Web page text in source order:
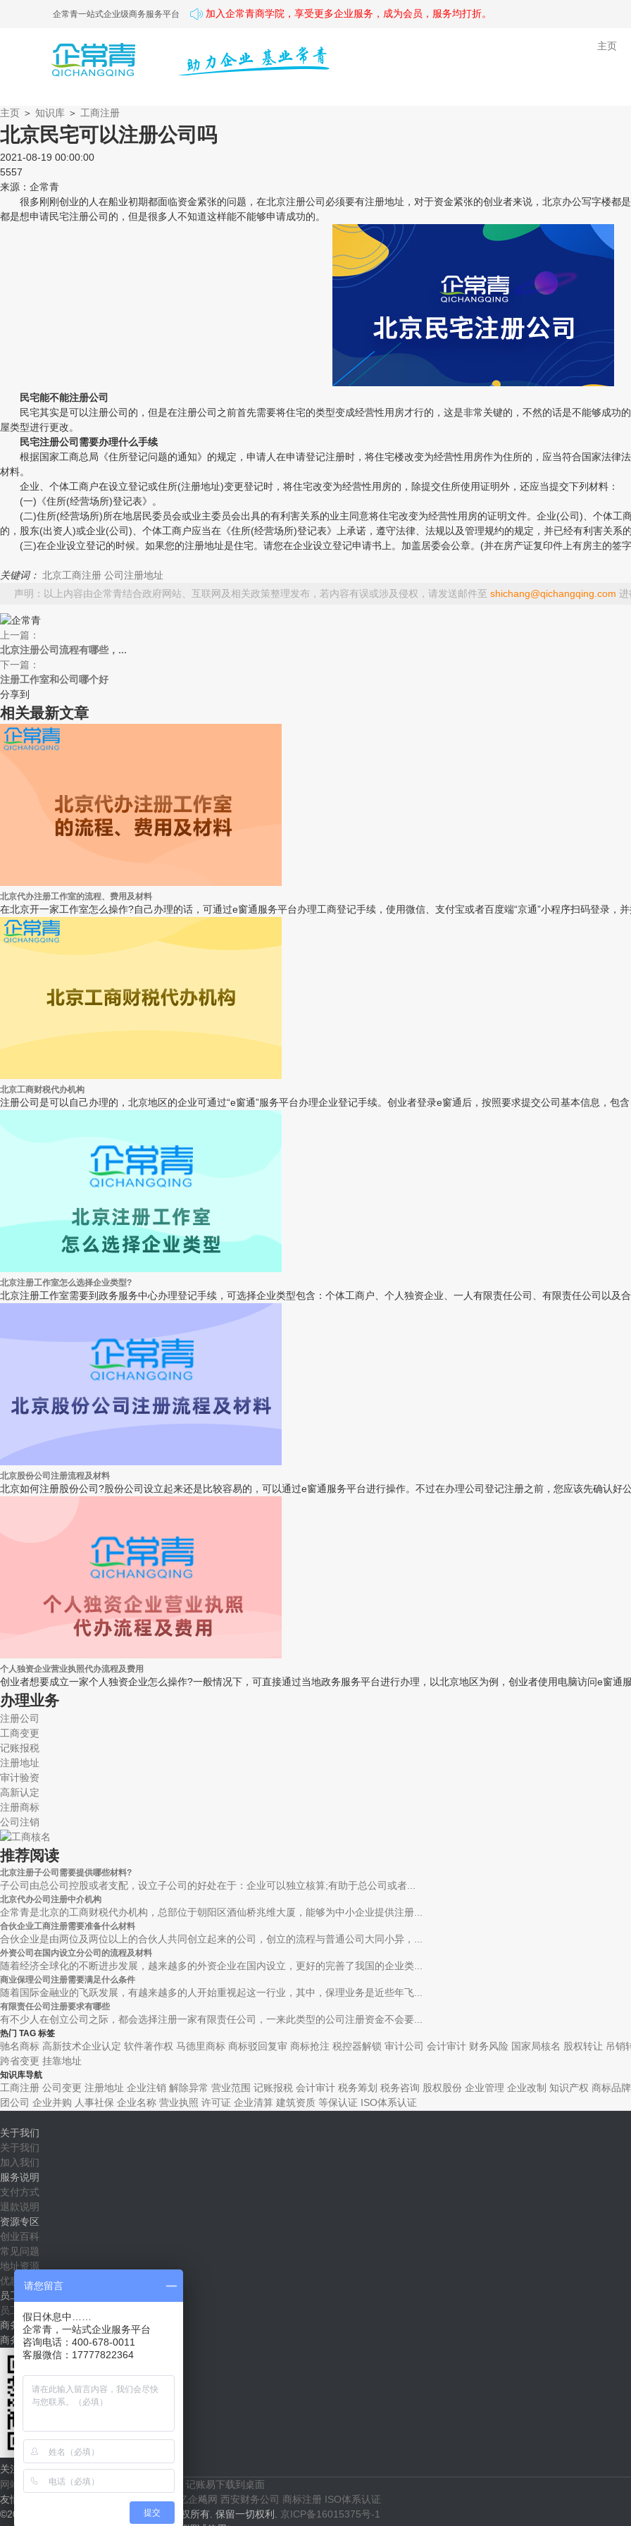
企常青一站式企业级商务服务平台 加入企常青商学院，享受更多企业服务，成为会员，服务均打折。
主页
主页 ＞ 知识库 ＞ 工商注册
北京民宅可以注册公司吗
2021-08-19 00:00:00
5557
来源：企常青
很多刚刚创业的人在船业初期都面临资金紧张的问题，在北京注册公司必须要有注册地址，对于资金紧张的创业者来说，北京办公写字楼都
都是想申请民宅注册公司的，但是很多人不知道这样能不能够申请成功的。
民宅能不能注册公司
民宅其实是可以注册公司的，但是在注册公司之前首先需要将住宅的类型变成经营性用房才行的，这是非常关键的，不然的话是不能够成功
屋类型进行更改。
民宅注册公司需要办理什么手续
根据国家工商总局《住所登记问题的通知》的规定，申请人在申请登记注册时，将住宅楼改变为经营性用房作为住所的，应当符合国家法律
材料。
企业、个体工商户在设立登记或住所(注册地址)变更登记时，将住宅改变为经营性用房的，除提交住所使用证明外，还应当提交下列材料：
(一)《住所(经营场所)登记表》。
(二)住所(经营场所)所在地居民委员会或业主委员会出具的有利害关系的业主同意将住宅改变为经营性用房的证明文件。企业(公司)、个体工
的，股东(出资人)或企业(公司)、个体工商户应当在《住所(经营场所)登记表》上承诺，遵守法律、法规以及管理规约的规定，并已经有利害关系的
(三)在企业设立登记的时候。如果您的注册地址是住宅。请您在企业设立登记申请书上。加盖居委会公章。(并在房产证复印件上有房主的签
关键词： 北京工商注册 公司注册地址
声明：以上内容由企常青结合政府网站、互联网及相关政策整理发布，若内容有误或涉及侵权，请发送邮件至 shichang@qichangqing.com 进
上一篇：
北京注册公司流程有哪些，...
下一篇：
注册工作室和公司哪个好
分享到
相关最新文章
北京代办注册工作室的流程、费用及材料
在北京开一家工作室怎么操作?自己办理的话，可通过e窗通服务平台办理工商登记手续，使用微信、支付宝或者百度端“京通”小程序扫码登录，并
北京工商财税代办机构
注册公司是可以自己办理的，北京地区的企业可通过“e窗通”服务平台办理企业登记手续。创业者登录e窗通后，按照要求提交公司基本信息，包含
北京注册工作室怎么选择企业类型?
北京注册工作室需要到政务服务中心办理登记手续，可选择企业类型包含：个体工商户、个人独资企业、一人有限责任公司、有限责任公司以及合
北京股份公司注册流程及材料
北京如何注册股份公司?股份公司设立起来还是比较容易的，可以通过e窗通服务平台进行操作。不过在办理公司登记注册之前，您应该先确认好
个人独资企业营业执照代办流程及费用
创业者想要成立一家个人独资企业怎么操作?一般情况下，可直接通过当地政务服务平台进行办理，以北京地区为例，创业者使用电脑访问e窗通
办理业务
注册公司
工商变更
记账报税
注册地址
审计验资
高新认定
注册商标
公司注销
推荐阅读
北京注册子公司需要提供哪些材料?
子公司由总公司控股或者支配，设立子公司的好处在于：企业可以独立核算;有助于总公司或者...
北京代办公司注册中介机构
企常青是北京的工商财税代办机构，总部位于朝阳区酒仙桥兆维大厦，能够为中小企业提供注册...
合伙企业工商注册需要准备什么材料
合伙企业是由两位及两位以上的合伙人共同创立起来的公司，创立的流程与普通公司大同小异，...
外资公司在国内设立分公司的流程及材料
随着经济全球化的不断进步发展，越来越多的外资企业在国内设立，更好的完善了我国的企业类...
商业保理公司注册需要满足什么条件
随着国际金融业的飞跃发展，有越来越多的人开始重视起这一行业，其中，保理业务是近些年飞...
有限责任公司注册要求有哪些
有不少人在创立公司之际，都会选择注册一家有限责任公司，一来此类型的公司注册资金不会要...
热门 TAG 标签
驰名商标 高新技术企业认定 软件著作权 马德里商标 商标驳回复审 商标抢注 税控器解锁 审计公司 会计审计 财务风险 国家局核名 股权转让 吊销
跨省变更 挂靠地址
知识库导航
工商注册 公司变更 注册地址 企业注销 解除异常 营业范围 记账报税 会计审计 税务筹划 税务咨询 股权股份 企业管理 企业改制 知识产权 商标品牌
团公司 企业并购 人事社保 企业名称 营业执照 许可证 企业清算 建筑资质 等保认证 ISO体系认证
关于我们
关于我们
加入我们
服务说明
支付方式
退款说明
资源专区
创业百科
常见问题
地址资源
优惠套餐
员工社区
员工入口
商务合作
商务合作（shichang@qichangqing.com）
关注企常青
网站地图
根通财税官网
记账易下载到桌面
友情链接：
果壳 亿欧 亿企飚网 西安财务公司 商标注册 ISO体系认证
©2016 微企纵横（北京）科技有限公司版权所有. 保留一切权利. 京ICP备16015375号-1
请您留言
假日休息中……
企常青，一站式企业服务平台
咨询电话：400-678-0011
客服微信：17777822364
提交